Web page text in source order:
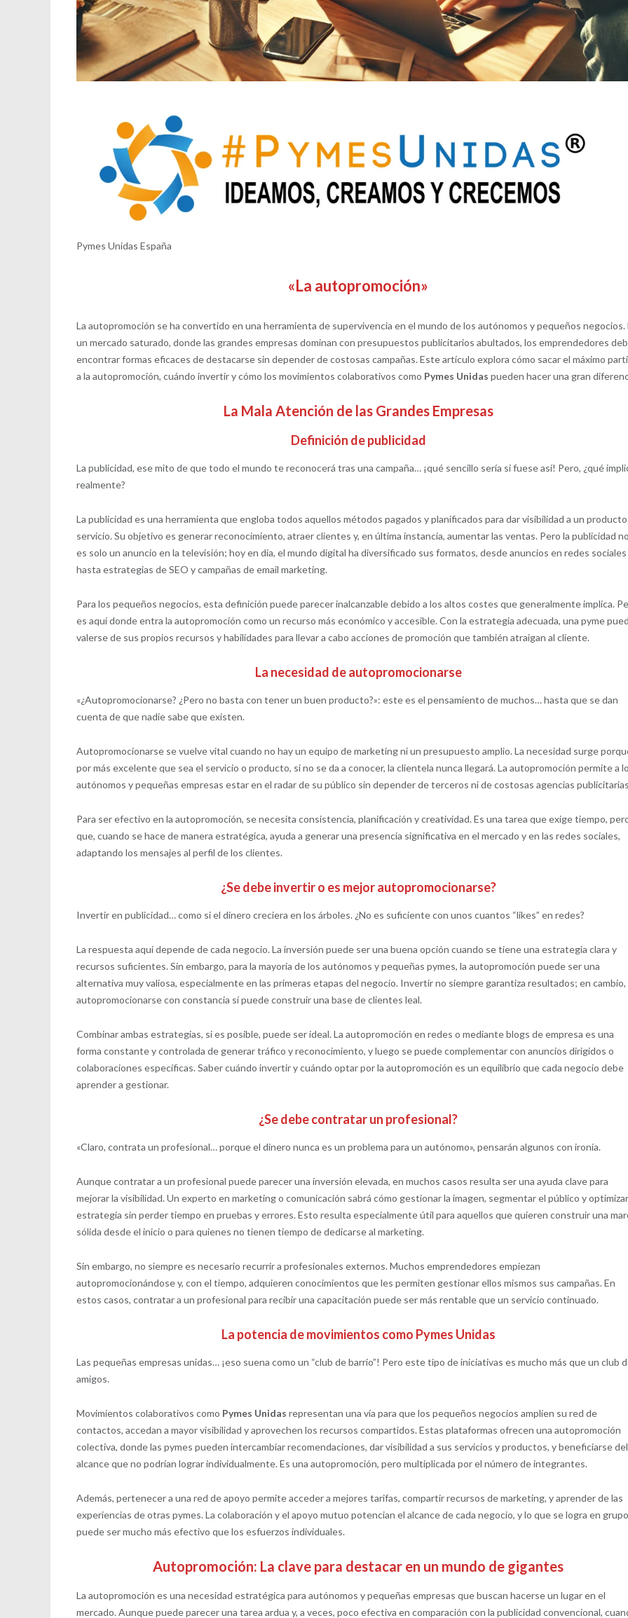
Pymes Unidas España
«La autopromoción»
La autopromoción se ha convertido en una herramienta de supervivencia en el mundo de los autónomos y pequeños negocios.
un mercado saturado, donde las grandes empresas dominan con presupuestos publicitarios abultados, los emprendedores
encontrar formas eficaces de destacarse sin depender de costosas campañas. Este artículo explora cómo sacar el máximo
a la autopromoción, cuándo invertir y cómo los movimientos colaborativos como Pymes Unidas pueden hacer una gran
La Mala Atención de las Grandes Empresas
Definición de publicidad
La publicidad, ese mito de que todo el mundo te reconocerá tras una campaña… ¡qué sencillo sería si fuese así! Pero, ¿qué
realmente?
La publicidad es una herramienta que engloba todos aquellos métodos pagados y planificados para dar visibilidad a un
servicio. Su objetivo es generar reconocimiento, atraer clientes y, en última instancia, aumentar las ventas. Pero la publicidad no
es solo un anuncio en la televisión; hoy en día, el mundo digital ha diversificado sus formatos, desde anuncios en redes sociales
hasta estrategias de SEO y campañas de email marketing.
Para los pequeños negocios, esta definición puede parecer inalcanzable debido a los altos costes que generalmente implica.
es aquí donde entra la autopromoción como un recurso más económico y accesible. Con la estrategia adecuada, una pyme
valerse de sus propios recursos y habilidades para llevar a cabo acciones de promoción que también atraigan al cliente.
La necesidad de autopromocionarse
«¿Autopromocionarse? ¿Pero no basta con tener un buen producto?»: este es el pensamiento de muchos… hasta que se dan
cuenta de que nadie sabe que existen.
Autopromocionarse se vuelve vital cuando no hay un equipo de marketing ni un presupuesto amplio. La necesidad surge
por más excelente que sea el servicio o producto, si no se da a conocer, la clientela nunca llegará. La autopromoción permite a
autónomos y pequeñas empresas estar en el radar de su público sin depender de terceros ni de costosas agencias
Para ser efectivo en la autopromoción, se necesita consistencia, planificación y creatividad. Es una tarea que exige tiempo,
que, cuando se hace de manera estratégica, ayuda a generar una presencia significativa en el mercado y en las redes sociales,
adaptando los mensajes al perfil de los clientes.
¿Se debe invertir o es mejor autopromocionarse?
Invertir en publicidad… como si el dinero creciera en los árboles. ¿No es suficiente con unos cuantos “likes” en redes?
La respuesta aquí depende de cada negocio. La inversión puede ser una buena opción cuando se tiene una estrategia clara y
recursos suficientes. Sin embargo, para la mayoría de los autónomos y pequeñas pymes, la autopromoción puede ser una
alternativa muy valiosa, especialmente en las primeras etapas del negocio. Invertir no siempre garantiza resultados; en cambio,
autopromocionarse con constancia sí puede construir una base de clientes leal.
Combinar ambas estrategias, si es posible, puede ser ideal. La autopromoción en redes o mediante blogs de empresa es una
forma constante y controlada de generar tráfico y reconocimiento, y luego se puede complementar con anuncios dirigidos o
colaboraciones específicas. Saber cuándo invertir y cuándo optar por la autopromoción es un equilibrio que cada negocio debe
aprender a gestionar.
¿Se debe contratar un profesional?
«Claro, contrata un profesional… porque el dinero nunca es un problema para un autónomo», pensarán algunos con ironía.
Aunque contratar a un profesional puede parecer una inversión elevada, en muchos casos resulta ser una ayuda clave para
mejorar la visibilidad. Un experto en marketing o comunicación sabrá cómo gestionar la imagen, segmentar el público y
estrategia sin perder tiempo en pruebas y errores. Esto resulta especialmente útil para aquellos que quieren construir una
sólida desde el inicio o para quienes no tienen tiempo de dedicarse al marketing.
Sin embargo, no siempre es necesario recurrir a profesionales externos. Muchos emprendedores empiezan
autopromocionándose y, con el tiempo, adquieren conocimientos que les permiten gestionar ellos mismos sus campañas. En
estos casos, contratar a un profesional para recibir una capacitación puede ser más rentable que un servicio continuado.
La potencia de movimientos como Pymes Unidas
Las pequeñas empresas unidas… ¡eso suena como un “club de barrio”! Pero este tipo de iniciativas es mucho más que un club
amigos.
Movimientos colaborativos como Pymes Unidas representan una vía para que los pequeños negocios amplíen su red de
contactos, accedan a mayor visibilidad y aprovechen los recursos compartidos. Estas plataformas ofrecen una autopromoción
colectiva, donde las pymes pueden intercambiar recomendaciones, dar visibilidad a sus servicios y productos, y beneficiarse del
alcance que no podrían lograr individualmente. Es una autopromoción, pero multiplicada por el número de integrantes.
Además, pertenecer a una red de apoyo permite acceder a mejores tarifas, compartir recursos de marketing, y aprender de las
experiencias de otras pymes. La colaboración y el apoyo mutuo potencian el alcance de cada negocio, y lo que se logra en grupo
puede ser mucho más efectivo que los esfuerzos individuales.
Autopromoción: La clave para destacar en un mundo de gigantes
La autopromoción es una necesidad estratégica para autónomos y pequeñas empresas que buscan hacerse un lugar en el
mercado. Aunque puede parecer una tarea ardua y, a veces, poco efectiva en comparación con la publicidad convencional,